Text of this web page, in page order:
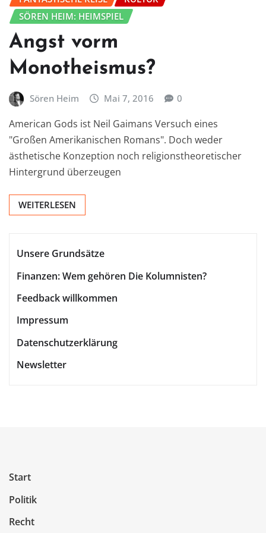
SÖREN HEIM: HEIMSPIEL
Angst vorm
Monotheismus?
Sören Heim Mai 7, 2016 0
American Gods ist Neil Gaimans Versuch eines
"Großen Amerikanischen Romans". Doch weder
ästhetische Konzeption noch religionstheoretischer
Hintergrund überzeugen
WEITERLESEN
Unsere Grundsätze
Finanzen: Wem gehören Die Kolumnisten?
Feedback willkommen
Impressum
Datenschutzerklärung
Newsletter
Start
Politik
Recht